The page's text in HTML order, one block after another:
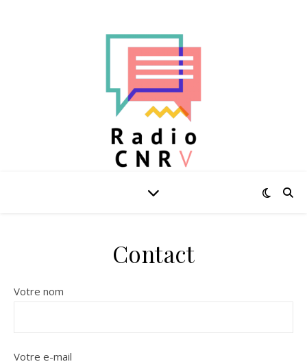
Contact
Votre nom
Votre e-mail